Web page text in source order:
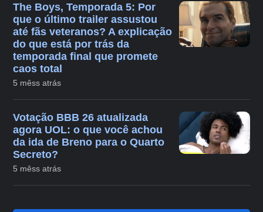
The Boys, Temporada 5: Por
que o último trailer assustou
até fãs veteranos? A explicação
do que está por trás da
temporada final que promete
caos total
5 mêss atrás
Votação BBB 26 atualizada
agora UOL: o que você achou
da ida de Breno para o Quarto
Secreto?
5 mêss atrás